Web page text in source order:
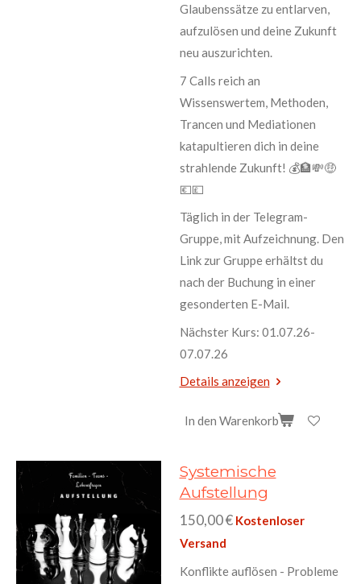
Glaubenssätze zu entlarven,
aufzulösen und deine Zukunft
neu auszurichten.
7 Calls reich an
Wissenswertem, Methoden,
Trancen und Mediationen
katapultieren dich in deine
strahlende Zukunft! 💰🏦💸🤑
💶💷
Täglich in der Telegram-
Gruppe, mit Aufzeichnung. Den
Link zur Gruppe erhältst du
nach der Buchung in einer
gesonderten E-Mail.
Nächster Kurs: 01.07.26-
07.07.26
Details anzeigen
In den Warenkorb
Systemische
Aufstellung
150,00 € Kostenloser
Versand
Konflikte auflösen - Probleme